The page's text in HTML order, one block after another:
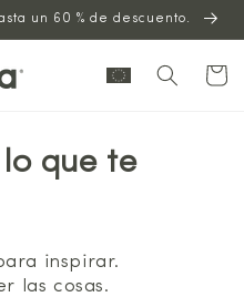
un 60 % de descuento.
Carrito
que te
inspirar.
las cosas.